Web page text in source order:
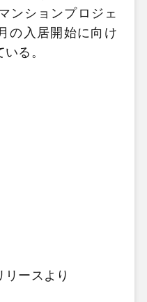
ンションプロジェ
の入居開始に向け
る。
スより